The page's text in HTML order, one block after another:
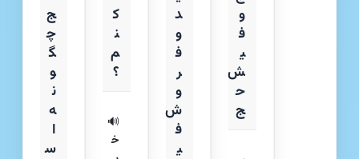
و
ف
ی
ش
ح
ج
د
و
ف
ر
و
ش
ف
ی
ک
ن
م
؟
🔊
خ
ج
چ
گ
و
ن
ه
ا
س